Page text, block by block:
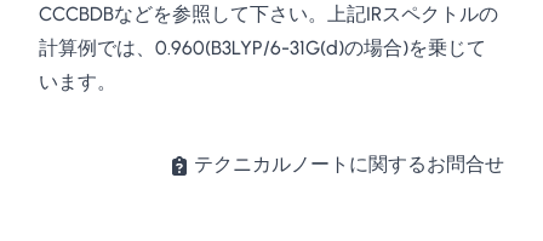
CCCBDBなどを参照して下さい。上記IRスペクトルの
計算例では、0.960(B3LYP/6-31G(d)の場合)を乗じて
います。
テクニカルノートに関するお問合せ